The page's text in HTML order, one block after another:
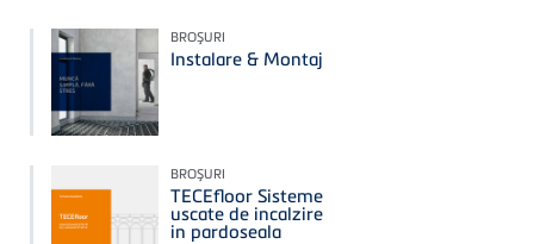
BROŞURI
Instalare & Montaj
BROŞURI
TECEfloor Sisteme
uscate de incalzire
in pardoseala